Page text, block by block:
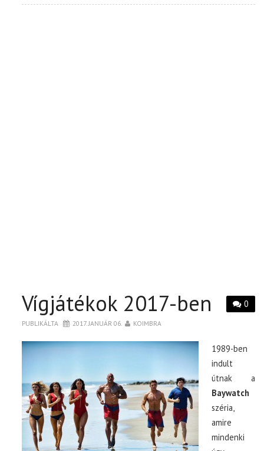
0
Vígjátékok 2017-ben
PUBLIKÁLTA 2017. JANUÁR 06. KOIMBRA
1989-ben
indult
útnak a
Baywatch
széria,
amire
mindenki